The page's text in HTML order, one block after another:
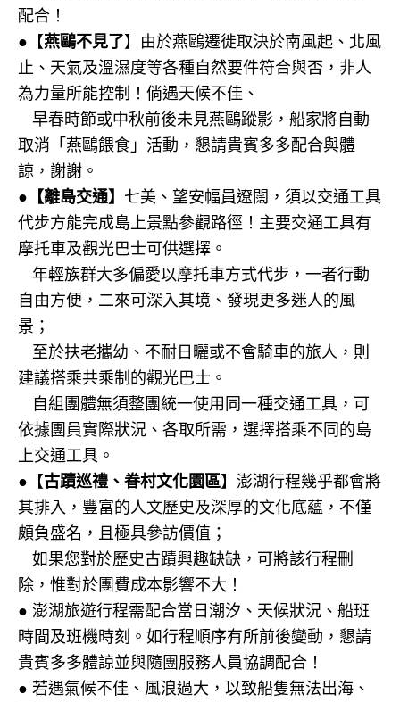
配合！
●【燕鷗不見了】由於燕鷗遷徙取決於南風起、北風
止、天氣及溫濕度等各種自然要件符合與否，非人
為力量所能控制！倘遇天候不佳、
早春時節或中秋前後未見燕鷗蹤影，船家將自動
取消「燕鷗餵食」活動，懇請貴賓多多配合與體
諒，謝謝。
● 【離島交通】 七美、望安幅員遼闊，須以交通工具
代步方能完成島上景點參觀路徑！主要交通工具有
摩托車及觀光巴士可供選擇。
年輕族群大多偏愛以摩托車方式代步，一者行動
自由方便，二來可深入其境、發現更多迷人的風
景；
至於扶老攜幼、不耐日曬或不會騎車的旅人，則
建議搭乘共乘制的觀光巴士。
自組團體無須整團統一使用同一種交通工具，可
依據團員實際狀況、各取所需，選擇搭乘不同的島
上交通工具。
●【古蹟巡禮、眷村文化園區】澎湖行程幾乎都會將
其排入，豐富的人文歷史及深厚的文化底蘊，不僅
頗負盛名，且極具參訪價值；
如果您對於歷史古蹟興趣缺缺，可將該行程刪
除，惟對於團費成本影響不大！
● 澎湖旅遊行程需配合當日潮汐、天候狀況、船班
時間及班機時刻。如行程順序有所前後變動，懇請
貴賓多多體諒並與隨團服務人員協調配合！
● 若遇氣候不佳、風浪過大，以致船隻無法出海、